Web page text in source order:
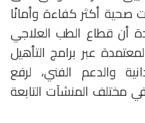
صحية أكثر كفاءة وأمانًا
أن قطاع الطب العلاجي
عبر برامج التأهيل
والدعم الفني، لرفع
مختلف المنشآت التابعة